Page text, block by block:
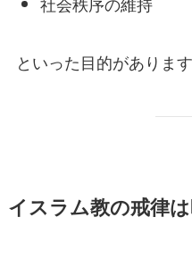
といった目的があります
イスラム教の戒律